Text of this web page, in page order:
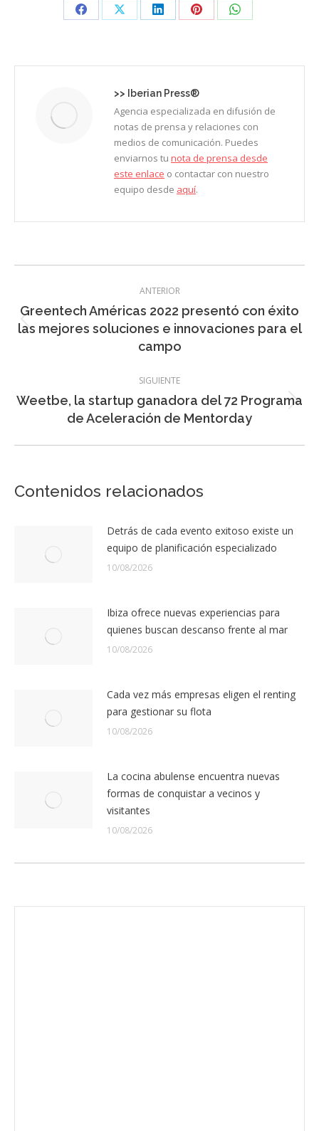
Share Share Share Share Share
>> Iberian Press®
Agencia especializada en difusión de
notas de prensa y relaciones con
medios de comunicación. Puedes
enviarnos tu nota de prensa desde
este enlace o contactar con nuestro
equipo desde aquí.
entre
entradas
ANTERIOR
Entrada
anterior:
Greentech Américas 2022 presentó con éxito
las mejores soluciones e innovaciones para el
campo
SIGUIENTE
Entrada
siguiente:
Weetbe, la startup ganadora del 72 Programa
de Aceleración de Mentorday
Contenidos relacionados
Detrás de cada evento exitoso existe un
equipo de planificación especializado
10/08/2026
Ibiza ofrece nuevas experiencias para
quienes buscan descanso frente al mar
10/08/2026
Cada vez más empresas eligen el renting
para gestionar su flota
10/08/2026
La cocina abulense encuentra nuevas
formas de conquistar a vecinos y
visitantes
10/08/2026